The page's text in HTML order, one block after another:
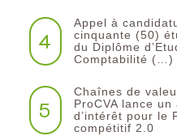
4
Appel à
cinquante (50)
du Diplôme
Comptabilité (…)
5
Chaînes de
ProCVA lance
d’intérêt pour le
compétitif 2.0